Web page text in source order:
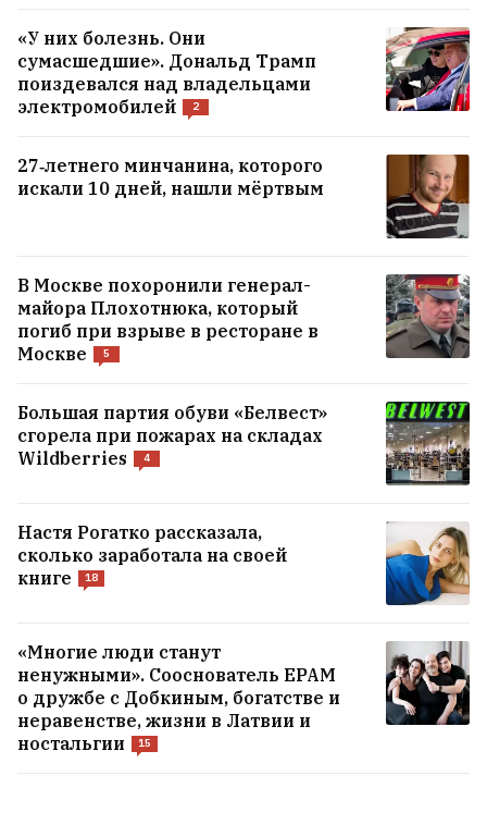
«У них болезнь. Они
сумасшедшие». Дональд Трамп
поиздевался над владельцами
электромобилей
2
27‑летнего минчанина, которого
искали 10 дней, нашли мёртвым
В Москве похоронили генерал-
майора Плохотнюка, который
погиб при взрыве в ресторане в
Москве
5
Большая партия обуви «Белвест»
сгорела при пожарах на складах
Wildberries
4
Настя Рогатко рассказала,
сколько заработала на своей
книге
18
«Многие люди станут
ненужными». Сооснователь EPAM
о дружбе с Добкиным, богатстве и
неравенстве, жизни в Латвии и
ностальгии
15